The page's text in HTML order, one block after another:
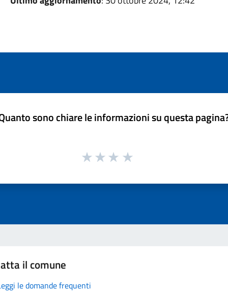
sono chiare le informazioni su questa
il comune
le domande frequenti